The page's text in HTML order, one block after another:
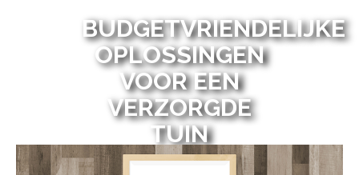
BUDGETVRIENDELIJKE
OPLOSSINGEN
VOOR EEN
VERZORGDE
TUIN